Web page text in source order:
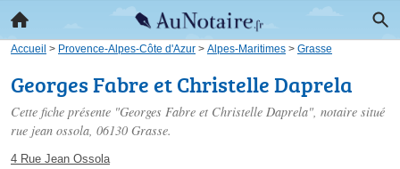
Accueil > Provence-Alpes-Côte d'Azur > Alpes-Maritimes > Grasse
Georges Fabre et Christelle Daprela
Cette fiche présente "Georges Fabre et Christelle Daprela", notaire situé
rue jean ossola, 06130 Grasse.
4 Rue Jean Ossola